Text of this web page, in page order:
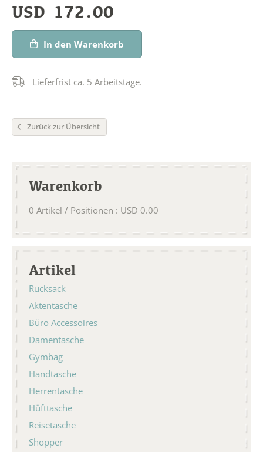
USD 172.00
In den Warenkorb
Lieferfrist ca. 5 Arbeitstage.
Zurück zur Übersicht
Warenkorb
0 Artikel / Positionen : USD 0.00
Artikel
Rucksack
Aktentasche
Büro Accessoires
Damentasche
Gymbag
Handtasche
Herrentasche
Hüfttasche
Reisetasche
Shopper